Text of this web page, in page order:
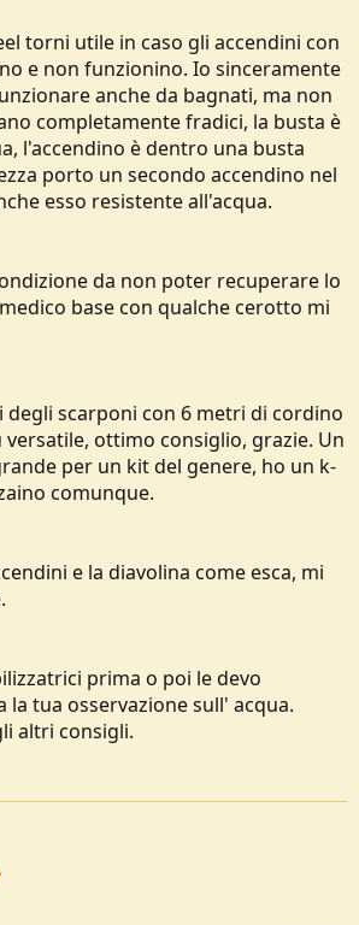
torni utile in caso gli accendini con
e non funzionino. Io sinceramente
anche da bagnati, ma non
completamente fradici, la busta è
l'accendino è dentro una busta
porto un secondo accendino nel
esso resistente all'acqua.
da non poter recuperare lo
base con qualche cerotto mi
degli scarponi con 6 metri di cordino
ottimo consiglio, grazie. Un
per un kit del genere, ho un k-
comunque.
e la diavolina come esca, mi
prima o poi le devo
tua osservazione sull' acqua.
altri consigli.